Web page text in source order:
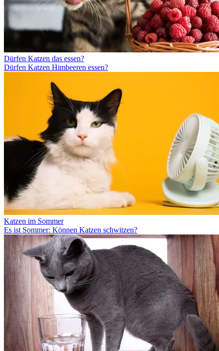
Dürfen Katzen das essen?
Dürfen Katzen Himbeeren essen?
Katzen im Sommer
Es ist Sommer: Können Katzen schwitzen?